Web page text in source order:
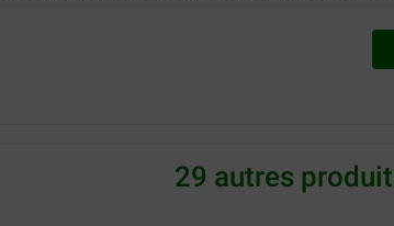
29 autres